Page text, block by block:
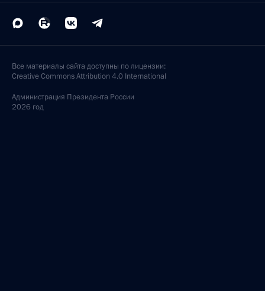
Все материалы сайта доступны по лицензии:
Creative Commons Attribution 4.0 International
Администрация Президента России
2026 год